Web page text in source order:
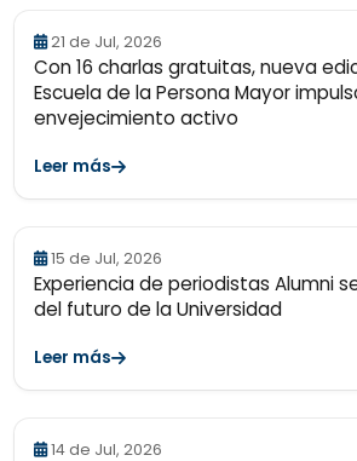
21 de Jul, 2026
Con 16 charlas gratuitas, nueva
Escuela de la Persona Mayor
envejecimiento activo
Leer más
15 de Jul, 2026
Experiencia de periodistas Alumni
del futuro de la Universidad
Leer más
14 de Jul, 2026